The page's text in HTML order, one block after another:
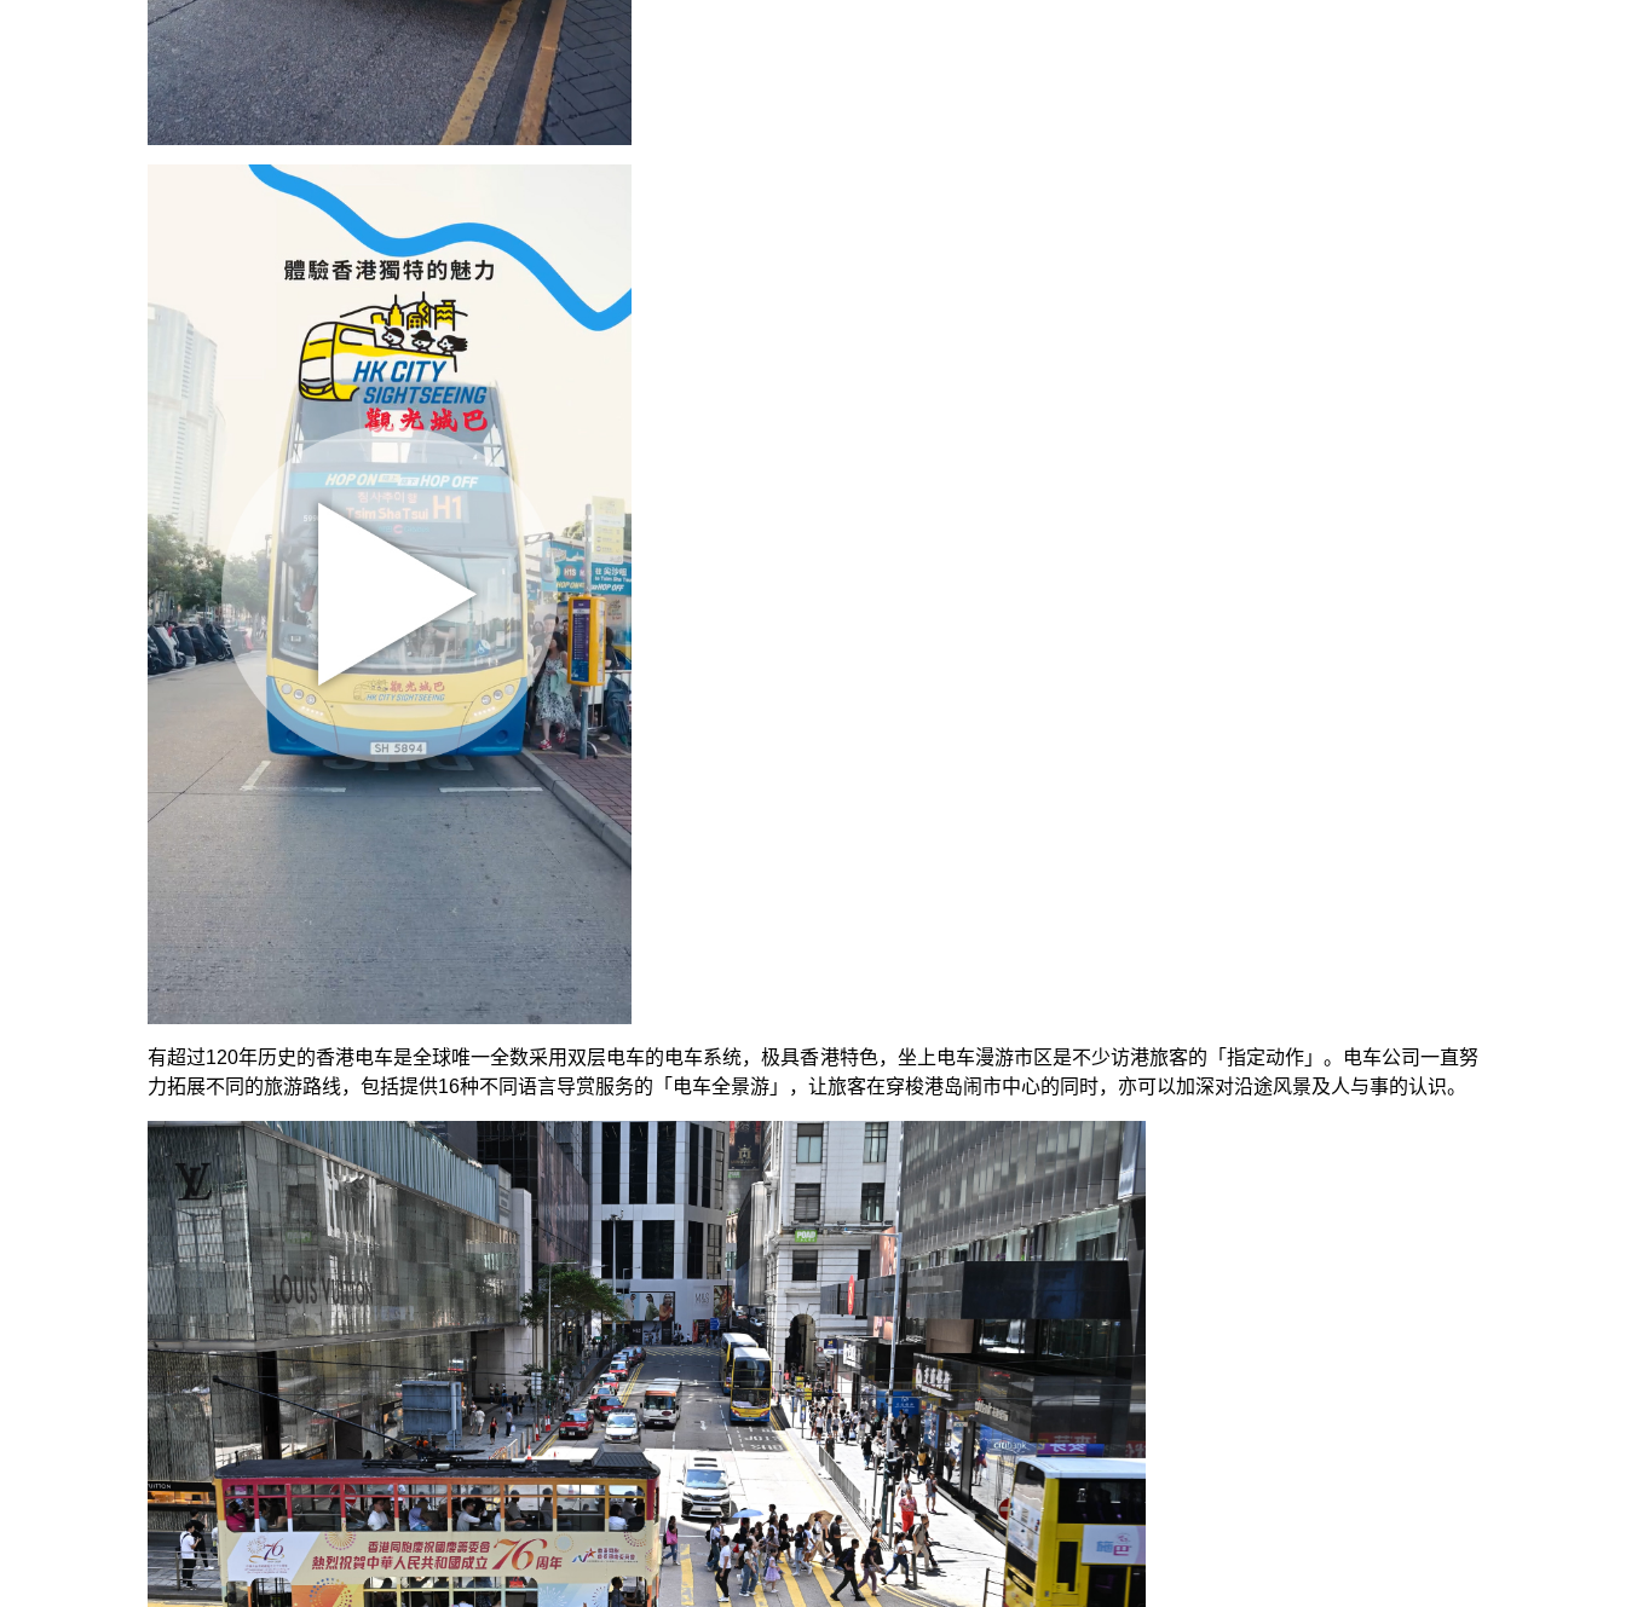
有超过120年历史的香港电车是全球唯一全数采用双层电车的电车系统，极具香港特色，坐上电车漫游市区是不少访港旅客的「指定动作」。电车公司一直努
力拓展不同的旅游路线，包括提供16种不同语言导赏服务的「电车全景游」，让旅客在穿梭港岛闹市中心的同时，亦可以加深对沿途风景及人与事的认识。